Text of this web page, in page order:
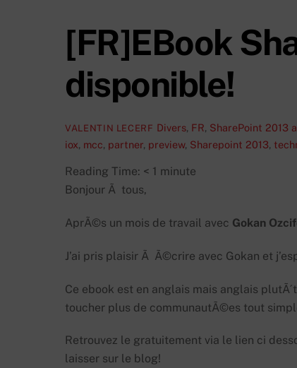
[FR]EBook
disponible!
VALENTIN LECERF Divers, FR, SharePoint 2013
iox, mcc, partner, preview, Sharepoint 2013,
Reading Time: < 1 minute
Bonjour Ã tous,
AprÃ©s un mois de travail avec Gokan
J’ai pris plaisir Ã Ã©crire avec Gokan et
Ce ebook est en anglais mais anglais
toucher plus de communautÃ©es tout
Retrouvez le gratuitement via le lien ci
laisser sur le blog!